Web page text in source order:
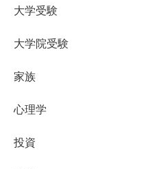
大学受験
大学院受験
家族
心理学
投資